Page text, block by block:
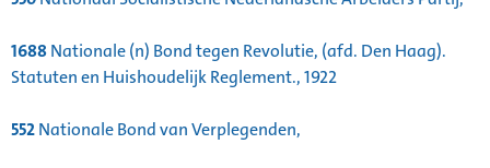
1688Nationale (n) Bond tegen Revolutie, (afd. Den Haag).
Statuten en Huishoudelijk Reglement., 1922
552Nationale Bond van Verplegenden,